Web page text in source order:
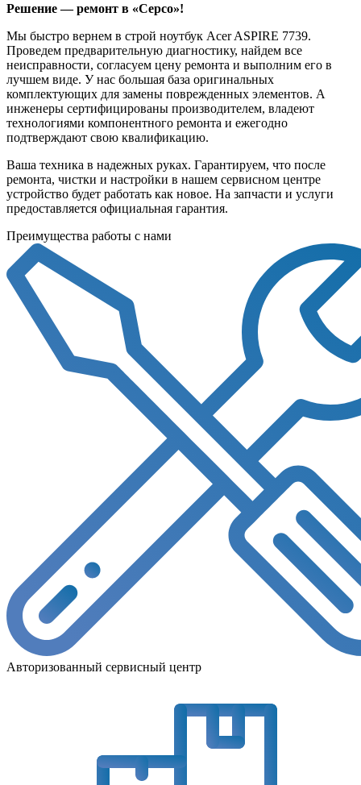
Решение — ремонт в «Серсо»!
Мы быстро вернем в строй ноутбук Acer ASPIRE 7739.
Проведем предварительную диагностику, найдем все
неисправности, согласуем цену ремонта и выполним его в
лучшем виде. У нас большая база оригинальных
комплектующих для замены поврежденных элементов. А
инженеры сертифицированы производителем, владеют
технологиями компонентного ремонта и ежегодно
подтверждают свою квалификацию.
Ваша техника в надежных руках. Гарантируем, что после
ремонта, чистки и настройки в нашем сервисном центре
устройство будет работать как новое. На запчасти и услуги
предоставляется официальная гарантия.
Преимущества работы с нами
Авторизованный сервисный центр